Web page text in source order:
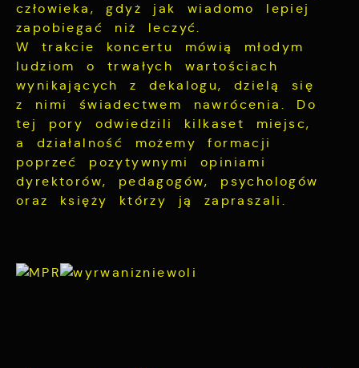
człowieka, gdyż jak wiadomo lepiej
zapobiegać niż leczyć.
W trakcie koncertu mówią młodym
ludziom o trwałych wartościach
wynikających z dekalogu, dzielą się
z nimi świadectwem nawrócenia. Do
tej pory odwiedzili kilkaset miejsc,
a działalność możemy formacji
poprzeć pozytywnymi opiniami
dyrektorów, pedagogów, psychologów
oraz księży którzy ją zapraszali.